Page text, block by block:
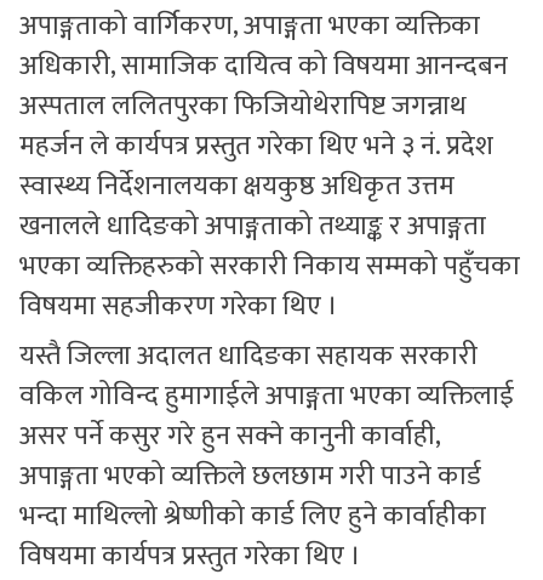
अपाङ्गताको वार्गिकरण, अपाङ्गता भएका व्यक्तिका
अधिकारी, सामाजिक दायित्व को विषयमा आनन्दबन
अस्पताल ललितपुरका फिजियोथेरापिष्ट जगन्नाथ
महर्जन ले कार्यपत्र प्रस्तुत गरेका थिए भने ३ नं. प्रदेश
स्वास्थ्य निर्देशनालयका क्षयकुष्ठ अधिकृत उत्तम
खनालले धादिङको अपाङ्गताको तथ्याङ्क र अपाङ्गता
भएका व्यक्तिहरुको सरकारी निकाय सम्मको पहुँचका
विषयमा सहजीकरण गरेका थिए ।
यस्तै जिल्ला अदालत धादिङका सहायक सरकारी
वकिल गोविन्द हुमागाईले अपाङ्गता भएका व्यक्तिलाई
असर पर्ने कसुर गरे हुन सक्ने कानुनी कार्वाही,
अपाङ्गता भएको व्यक्तिले छलछाम गरी पाउने कार्ड
भन्दा माथिल्लो श्रेष्णीको कार्ड लिए हुने कार्वाहीका
विषयमा कार्यपत्र प्रस्तुत गरेका थिए ।